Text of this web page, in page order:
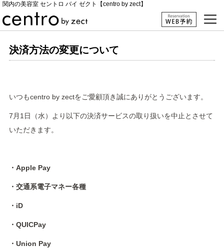
関内の美容室 セントロ バイ ゼクト【centro by zect】
決済方法の変更について
いつもcentro by zectをご愛顧頂き誠にありがとうございます。
7月1日（水）より以下の決済サービスの取り扱いを中止とさせて
いただきます。
・Apple Pay
・交通系電子マネー各種
・iD
・QUICPay
・Union Pay